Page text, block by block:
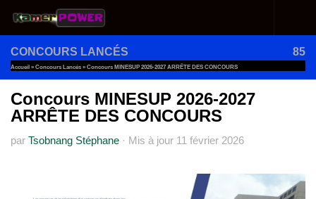
Au dessous du contenu
CONCOURS LANCÉS 85
Accueil » Concours Lancés » Concours MINESUP 2026-2027 ARRÊTE DES CONCOURS
Concours MINESUP 2026-2027
ARRÊTE DES CONCOURS
par Tsobnang Stéphane · Mis à jour 11 février 2026